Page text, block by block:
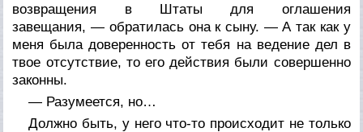
возвращения в Штаты для оглашения
завещания, — обратилась она к сыну. — А так как у
меня была доверенность от тебя на ведение дел в
твое отсутствие, то его действия были совершенно
законны.
— Разумеется, но…
Должно быть, у него что-то происходит не только